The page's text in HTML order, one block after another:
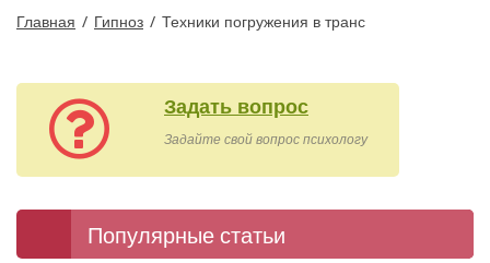
Главная / Гипноз / Техники погружения в транс
Задать вопрос
Задайте свой вопрос психологу
Популярные статьи